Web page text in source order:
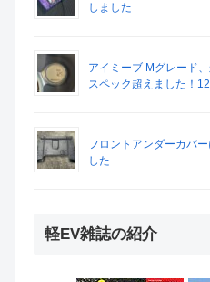
しました
アイミーブ Mグレード
スペック超えました！
フロントアンダーカバ
した
軽EV雑誌の紹介